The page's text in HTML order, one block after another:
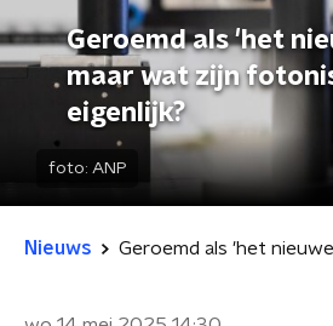
Geroemd als 'het
maar wat zijn
eigenlijk?
foto: ANP
Nieuws